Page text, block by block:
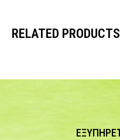
RELATED PRODUCTS